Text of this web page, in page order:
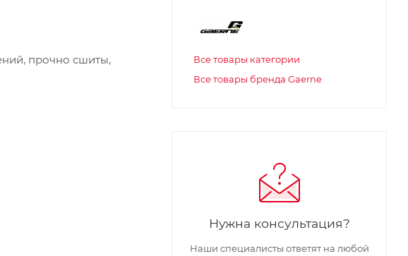
прочно сшиты,
Все товары категории
Все товары бренда Gaerne
Нужна консультация?
Наши специалисты ответят на любой